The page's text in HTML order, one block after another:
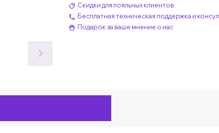
Скидки для лояльных клиентов
Бесплатная техническая поддержка и
Подарок за ваше мнение о нас